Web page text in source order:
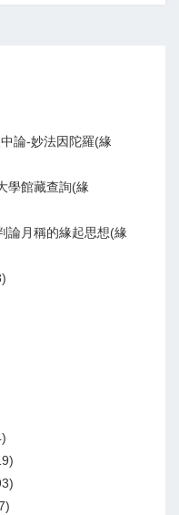
論-妙法因陀羅(緣
學館藏查詢(緣
論月稱的緣起思想(緣